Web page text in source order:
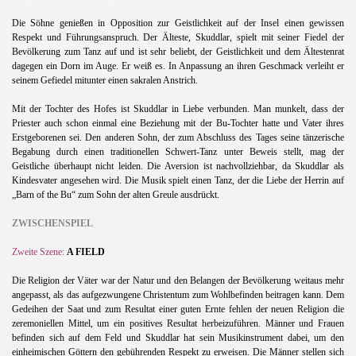
Die Söhne genießen in Opposition zur Geistlichkeit auf der Insel einen gewissen
Respekt und Führungsanspruch. Der Älteste, Skuddlar, spielt mit seiner Fiedel der
Bevölkerung zum Tanz auf und ist sehr beliebt, der Geistlichkeit und dem Ältestenrat
dagegen ein Dorn im Auge. Er weiß es. In Anpassung an ihren Geschmack verleiht er
seinem Gefiedel mitunter einen sakralen Anstrich.
Mit der Tochter des Hofes ist Skuddlar in Liebe verbunden. Man munkelt, dass der
Priester auch schon einmal eine Beziehung mit der Bu-Tochter hatte und Vater ihres
Erstgeborenen sei. Den anderen Sohn, der zum Abschluss des Tages seine tänzerische
Begabung durch einen traditionellen Schwert-Tanz unter Beweis stellt, mag der
Geistliche überhaupt nicht leiden. Die Aversion ist nachvollziehbar, da Skuddlar als
Kindesvater angesehen wird. Die Musik spielt einen Tanz, der die Liebe der Herrin auf
„Barn of the Bu“ zum Sohn der alten Greule ausdrückt.
ZWISCHENSPIEL
Zweite Szene: A FIELD
Die Religion der Väter war der Natur und den Belangen der Bevölkerung weitaus mehr
angepasst, als das aufgezwungene Christentum zum Wohlbefinden beitragen kann. Dem
Gedeihen der Saat und zum Resultat einer guten Ernte fehlen der neuen Religion die
zeremoniellen Mittel, um ein positives Resultat herbeizuführen. Männer und Frauen
befinden sich auf dem Feld und Skuddlar hat sein Musikinstrument dabei, um den
einheimischen Göttern den gebührenden Respekt zu erweisen. Die Männer stellen sich